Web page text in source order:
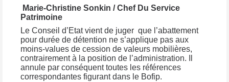
Marie-Christine Sonkin / Chef Du Service
Patrimoine
Le Conseil d’Etat vient de juger que l’abattement
pour durée de détention ne s’applique pas aux
moins-values de cession de valeurs mobilières,
contrairement à la position de l’administration. Il
annule par conséquent toutes les références
correspondantes figurant dans le Bofip.